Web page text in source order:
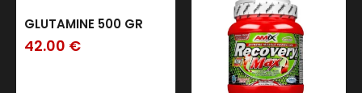
GLUTAMINE 500 GR
42.00 €